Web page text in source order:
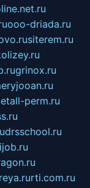
ooo-driada.ru
siterem.ru
grinox.ru
perm.ru
drsschool.ru
rti.com.ru